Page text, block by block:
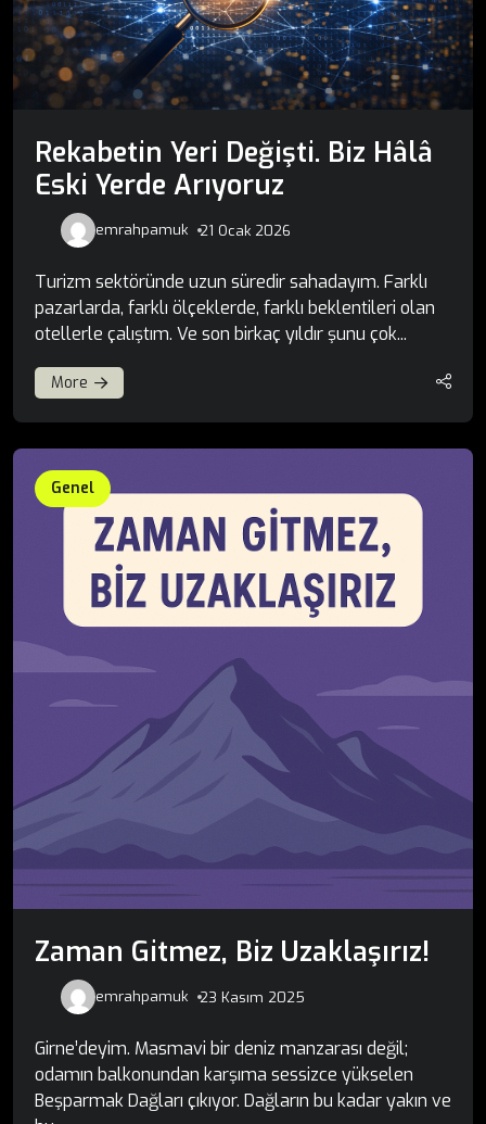
Rekabetin Yeri Değişti. Biz Hâlâ
Eski Yerde Arıyoruz
emrahpamuk 21 Ocak 2026
Turizm sektöründe uzun süredir sahadayım. Farklı
pazarlarda, farklı ölçeklerde, farklı beklentileri olan
otellerle çalıştım. Ve son birkaç yıldır şunu çok...
More
Genel
Zaman Gitmez, Biz Uzaklaşırız!
emrahpamuk 23 Kasım 2025
Girne’deyim. Masmavi bir deniz manzarası değil;
odamın balkonundan karşıma sessizce yükselen
Beşparmak Dağları çıkıyor. Dağların bu kadar yakın ve